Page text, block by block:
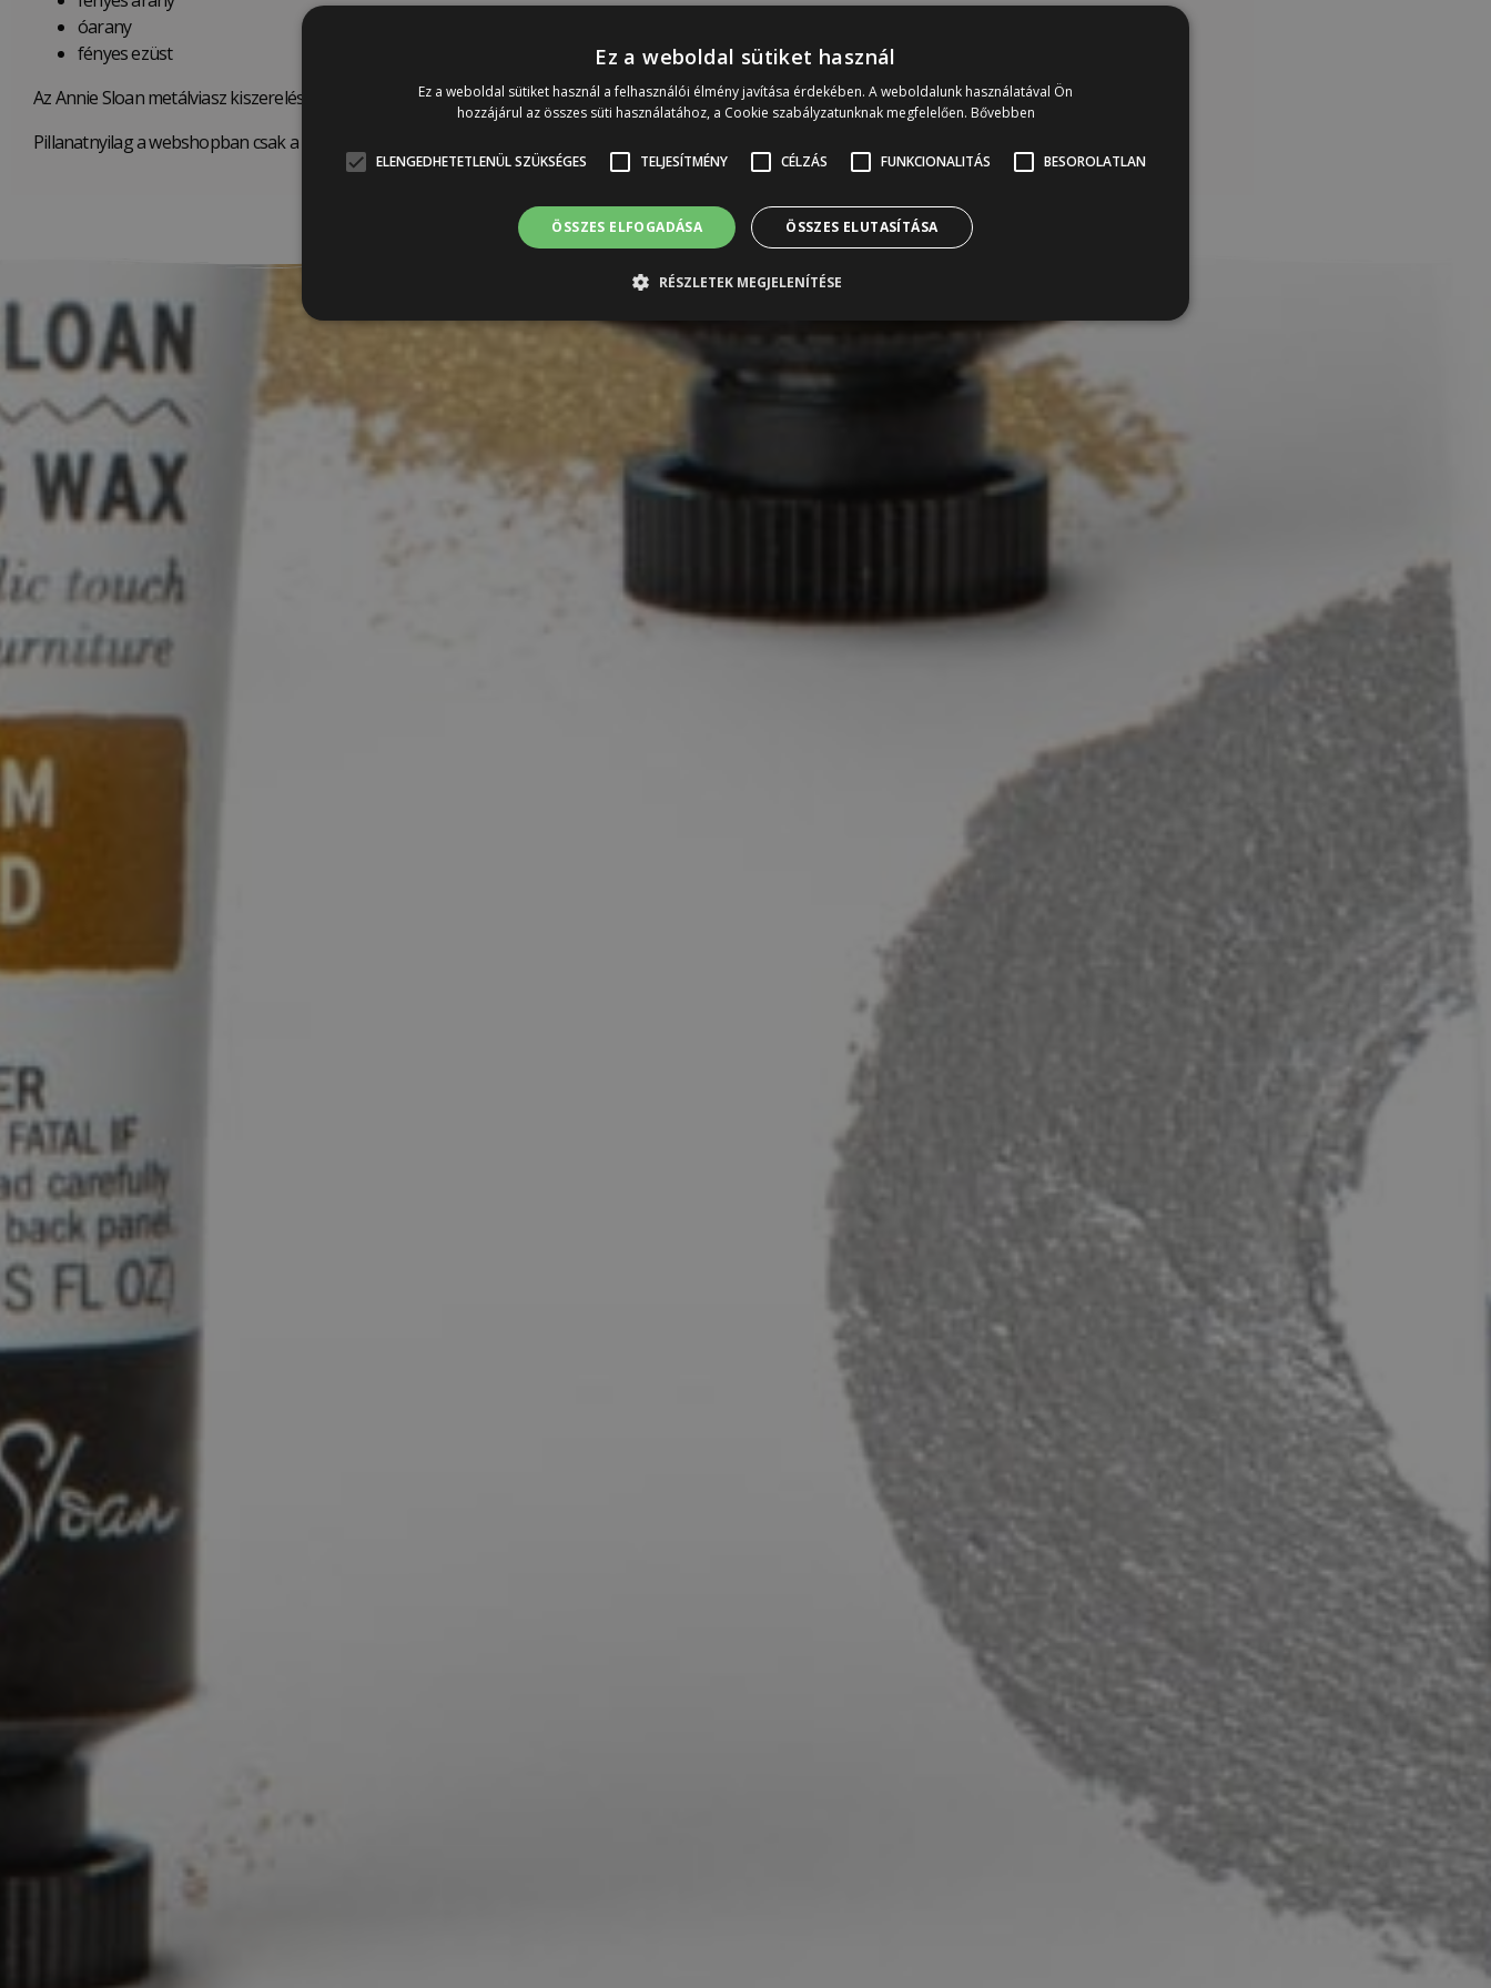
óarany
fényes ezüst
Az Annie Sloan metálviasz kiszerelése: 15 ml-es tubus.
Pillanatnyilag a webshopban csak a fényes ezüst változat érhető el
Ez a weboldal sütiket használ
Ez a weboldal sütiket használ a felhasználói élmény javítása érdekében. A weboldalunk használatával Ön
hozzájárul az összes süti használatához, a Cookie szabályzatunknak megfelelően. Bővebben
ELENGEDHETETLENÜL SZÜKSÉGES TELJESÍTMÉNY CÉLZÁS FUNKCIONALITÁS BESOROLATLAN
ÖSSZES ELFOGADÁSA ÖSSZES ELUTASÍTÁSA
RÉSZLETEK MEGJELENÍTÉSE